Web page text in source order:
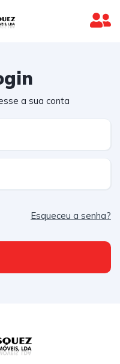
a sua conta
Esqueceu a senha?